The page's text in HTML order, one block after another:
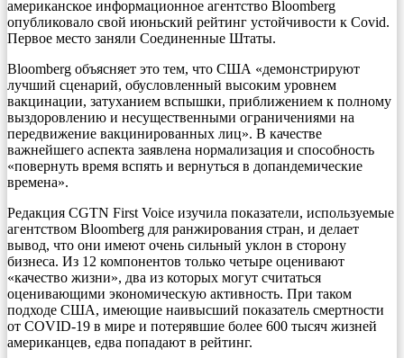
американское информационное агентство Bloomberg
опубликовало свой июньский рейтинг устойчивости к Covid.
Первое место заняли Соединенные Штаты.
Bloomberg объясняет это тем, что США «демонстрируют
лучший сценарий, обусловленный высоким уровнем
вакцинации, затуханием вспышки, приближением к полному
выздоровлению и несущественными ограничениями на
передвижение вакцинированных лиц». В качестве
важнейшего аспекта заявлена нормализация и способность
«повернуть время вспять и вернуться в допандемические
времена».
Редакция CGTN First Voice изучила показатели, используемые
агентством Bloomberg для ранжирования стран, и делает
вывод, что они имеют очень сильный уклон в сторону
бизнеса. Из 12 компонентов только четыре оценивают
«качество жизни», два из которых могут считаться
оценивающими экономическую активность. При таком
подходе США, имеющие наивысший показатель смертности
от COVID-19 в мире и потерявшие более 600 тысяч жизней
американцев, едва попадают в рейтинг.